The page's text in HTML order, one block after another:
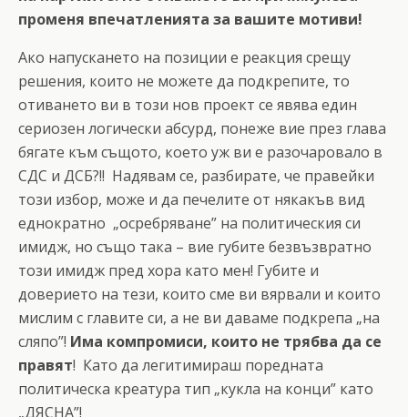
променя впечатленията за вашите мотиви!
Ако напускането на позиции е реакция срещу
решения, които не можете да подкрепите, то
отиването ви в този нов проект се явява един
сериозен логически абсурд, понеже вие през глава
бягате към същото, което уж ви е разочаровало в
СДС и ДСБ?!! Надявам се, разбирате, че правейки
този избор, може и да печелите от някакъв вид
еднократно „осребряване” на политическия си
имидж, но също така – вие губите безвъзвратно
този имидж пред хора като мен! Губите и
доверието на тези, които сме ви вярвали и които
мислим с главите си, а не ви даваме подкрепа „на
сляпо”! Има компромиси, които не трябва да се
правят! Като да легитимираш поредната
политическа креатура тип „кукла на конци” като
„ДЯСНА”!